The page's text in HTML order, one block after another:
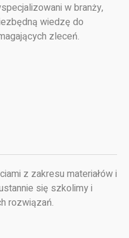
w branży,
wiedzę do
zleceń.
z zakresu materiałów i
się szkolimy i
rozwiązań.